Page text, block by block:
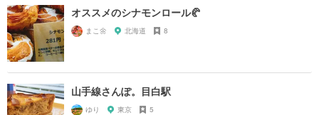
オススメのシナモンロール🥐
まこ🌼 北海道 8
山手線さんぽ。目白駅
ゆり 東京 5